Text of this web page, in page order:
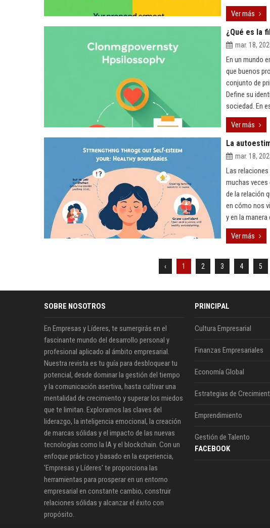
Ver más
¿Qué es la
mar. 18,
En un mundo
que buenos
conjunto de
Define su
sociedad. En
Ver más
La
mar. 18,
Las
muchas veces
de la relación
en cómo nos
y en la
Ver más
‹ 1 2 3 4 5
SOBRE NOSOTROS
En Empresas y Líderes, te sumergirás en el
fascinante mundo del desarrollo personal y
profesional aplicado al ámbito empresarial.
Nuestra revista es tu guía para desbloquear tu
potencial, desde dominar la gestión del tiempo
y la comunicación asertiva, hasta cultivar una
mentalidad de crecimiento y superar los miedos
que te limitan. Exploramos las claves del
liderazgo, la inteligencia emocional, la creación
de marcas sólidas y el impacto de las nuevas
tecnologías como la IA y el blockchain. Con un
enfoque práctico y basado en la experiencia,
'Empresas y Líderes' te proporciona las
herramientas para prosperar en un entorno
empresarial en constante cambio, construir
relaciones sólidas y alcanzar el éxito con
propósito.
PRINCIPAL
Cultura Empresarial
Finanzas Empresariales
Economía Global
Estrategias de
Emprendimiento
Gestión de Talento
FACEBOOK